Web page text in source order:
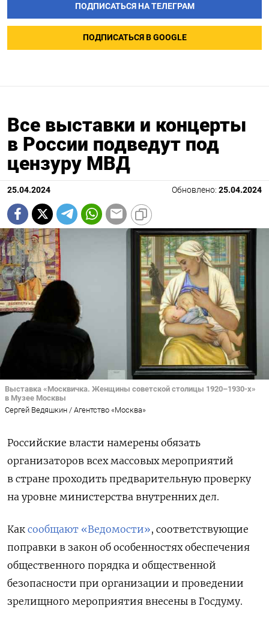
ПОДПИСАТЬСЯ НА ТЕЛЕГРАМ
ПОДПИСАТЬСЯ В GOOGLE
Все выставки и концерты
в России подведут под
цензуру МВД
25.04.2024 Обновлено: 25.04.2024
Выставка «Москвичка. Женщины советской столицы 1920–1930-х»
в Музее Москвы
Сергей Ведяшкин / Агентство «Москва»
Российские власти намерены обязать
организаторов всех массовых мероприятий
в стране проходить предварительную проверку
на уровне министерства внутренних дел.
Как сообщают «Ведомости», соответствующие
поправки в закон об особенностях обеспечения
общественного порядка и общественной
безопасности при организации и проведении
зрелищного мероприятия внесены в Госдуму.